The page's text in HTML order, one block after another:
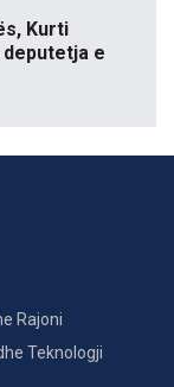
Kurti
e
Rajoni
Teknologji